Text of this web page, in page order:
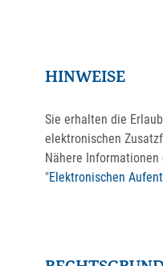
HINWEISE
Sie erhalten die
elektronischen
Nähere
"Elektronischen